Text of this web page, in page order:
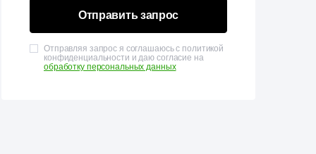
Отправить запрос
Отправляя запрос я соглашаюсь с политикой
конфиденциальности и даю согласие на
обработку персональных данных